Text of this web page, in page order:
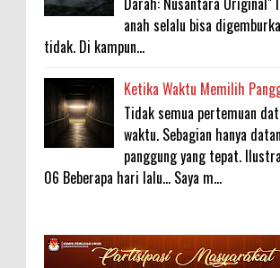
anah selalu bisa
tidak. Di kampun...
Ketika Waktu Memilih
Tidak semua pertemuan
waktu. Sebagian hanya
panggung yang tepat.
06 Beberapa hari lalu... Saya m...